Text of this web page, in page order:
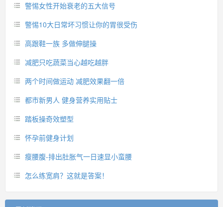
警惕女性开始衰老的五大信号
警惕10大日常坏习惯让你的胃很受伤
高跟鞋一族 多做伸腿操
减肥只吃蔬菜当心越吃越胖
两个时间做运动 减肥效果翻一倍
都市新男人 健身营养实用贴士
踏板操奇效塑型
怀孕前健身计划
瘦腰腹-排出肚胀气一日速显小蛮腰
怎么练宽肩？这就是答案！